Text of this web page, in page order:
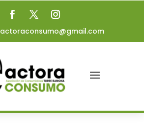
actoraconsumo@gmail.com